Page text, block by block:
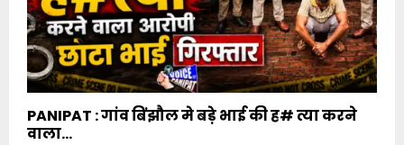
PANIPAT : गांव बिंझौल मे बड़े भाई की ह# त्या करने
वाला...